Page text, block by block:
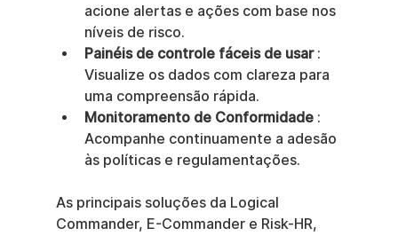
acione alertas e ações com base nos
níveis de risco.
Painéis de controle fáceis de usar :
Visualize os dados com clareza para
uma compreensão rápida.
Monitoramento de Conformidade :
Acompanhe continuamente a adesão
às políticas e regulamentações.
As principais soluções da Logical
Commander, E-Commander e Risk-HR,